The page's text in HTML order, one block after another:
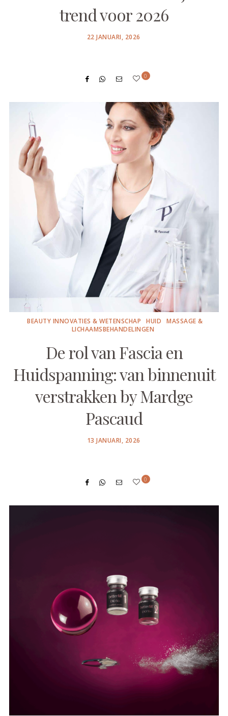
trend voor 2026
POSTED
22 JANUARI, 2026
0
BEAUTY INNOVATIES & WETENSCHAP HUID
MASSAGE &
LICHAAMSBEHANDELINGEN
De rol van Fascia en
Huidspanning: van binnenuit
verstrakken by Mardge
Pascaud
POSTED
13 JANUARI, 2026
0